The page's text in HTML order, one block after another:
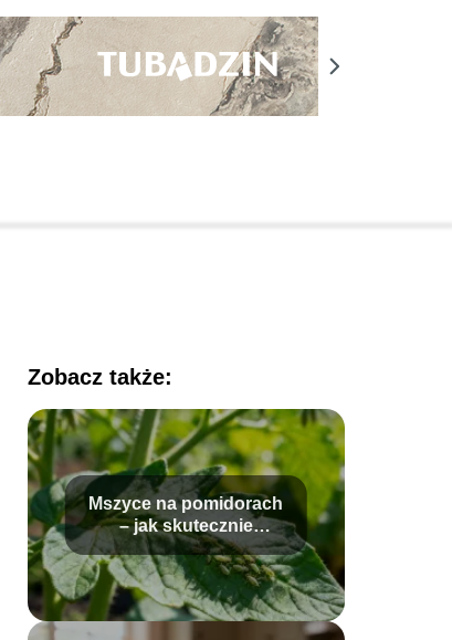
Zobacz także:
Mszyce na pomidorach
– jak skutecznie
zwalczać szkodniki?